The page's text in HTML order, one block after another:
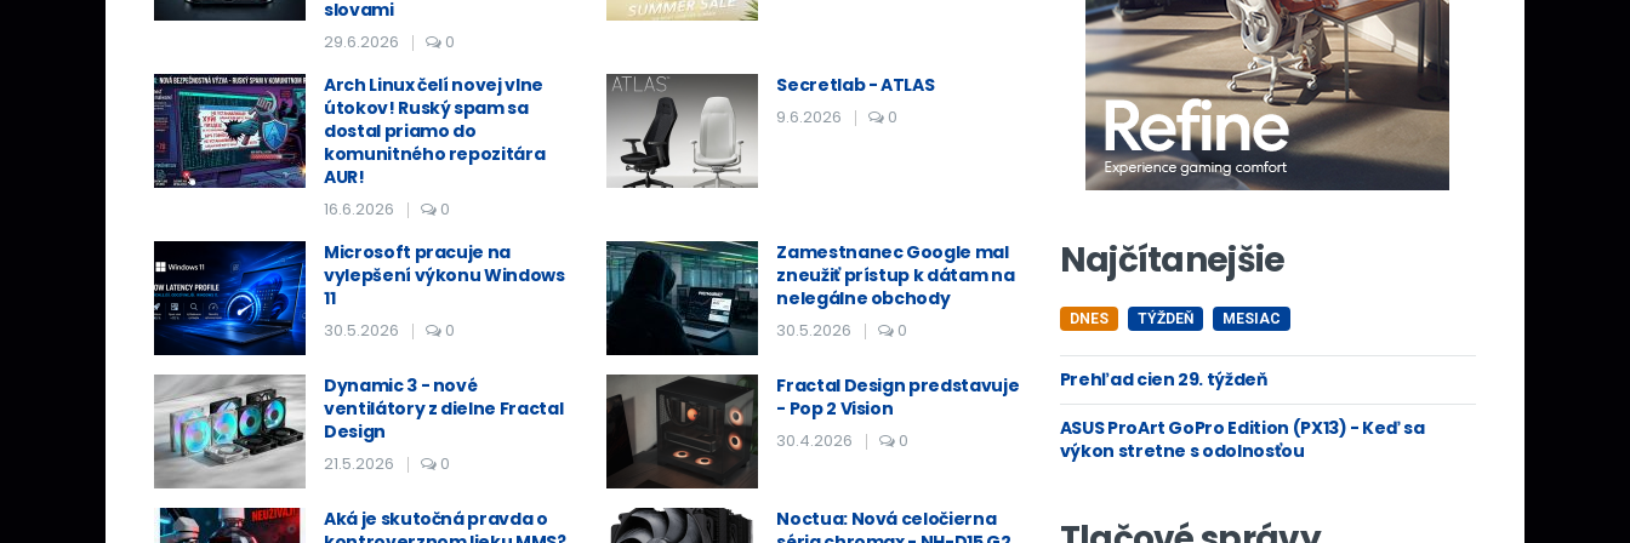
slovami
29.6.2026 0
Arch Linux čelí novej vlne
útokov! Ruský spam sa
dostal priamo do
komunitného repozitára
AUR!
16.6.2026 0
Secretlab - ATLAS
9.6.2026 0
Microsoft pracuje na
vylepšení výkonu Windows
11
30.5.2026 0
Zamestnanec Google mal
zneužiť prístup k dátam na
nelegálne obchody
30.5.2026 0
Dynamic 3 - nové
ventilátory z dielne Fractal
Design
21.5.2026 0
Fractal Design predstavuje
- Pop 2 Vision
30.4.2026 0
Aká je skutočná pravda o
Noctua: Nová celočierna
Najčítanejšie
DNES TÝŽDEŇ MESIAC
Prehľad cien 29. týždeň
ASUS ProArt GoPro Edition (PX13) - Keď sa
výkon stretne s odolnosťou